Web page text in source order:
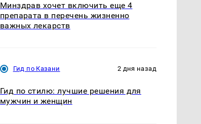
Минздрав хочет включить еще 4
препарата в перечень жизненно
важных лекарств
Гид по Казани 2 дня назад
Гид по стилю: лучшие решения для
мужчин и женщин